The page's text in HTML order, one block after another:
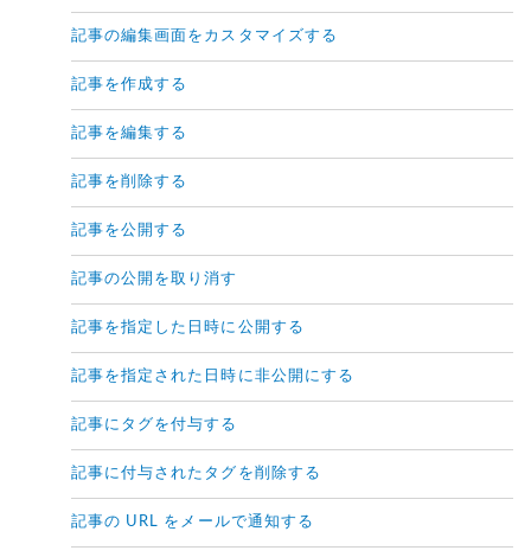
記事の編集画面をカスタマイズする
記事を作成する
記事を編集する
記事を削除する
記事を公開する
記事の公開を取り消す
記事を指定した日時に公開する
記事を指定された日時に非公開にする
記事にタグを付与する
記事に付与されたタグを削除する
記事の URL をメールで通知する